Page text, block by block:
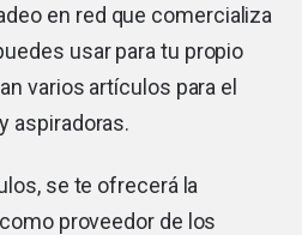
en red que comercializa
usar para tu propio
varios artículos para el
aspiradoras.
se te ofrecerá la
proveedor de los